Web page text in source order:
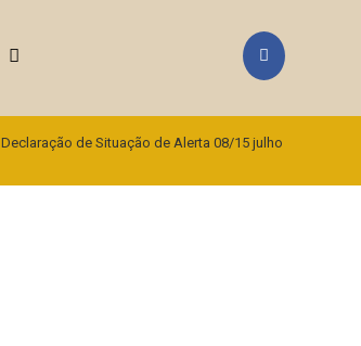
Declaração de Situação de Alerta 08/15 julho